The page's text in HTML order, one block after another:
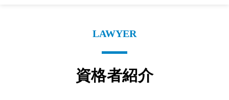
LAWYER
資格者紹介